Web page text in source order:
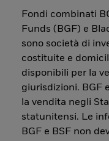
Fondi combinati
Funds (BGF) e
sono società di
costituite e
disponibili per la
giurisdizioni. BGF
la vendita negli
statunitensi. Le
BGF e BSF non